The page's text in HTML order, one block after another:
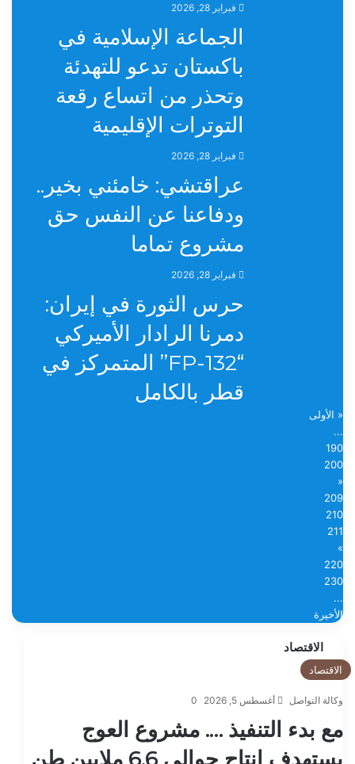
فبراير 28, 2026
الجماعة الإسلامية في
باكستان تدعو للتهدئة
وتحذر من اتساع رقعة
التوترات الإقليمية
فبراير 28, 2026
عراقتشي: خامئني بخير..
ودفاعنا عن النفس حق
مشروع تماما
فبراير 28, 2026
حرس الثورة في إيران:
دمرنا الرادار الأميركي
“FP-132” المتمركز في
قطر بالكامل
« الأولى
...
190
200
«
209
210
211
»
220
230
...
الأخيرة
الاقتصاد
الاقتصاد
وكالة التواصل أغسطس 5, 2026 0
مع بدء التنفيذ …. مشروع العوج